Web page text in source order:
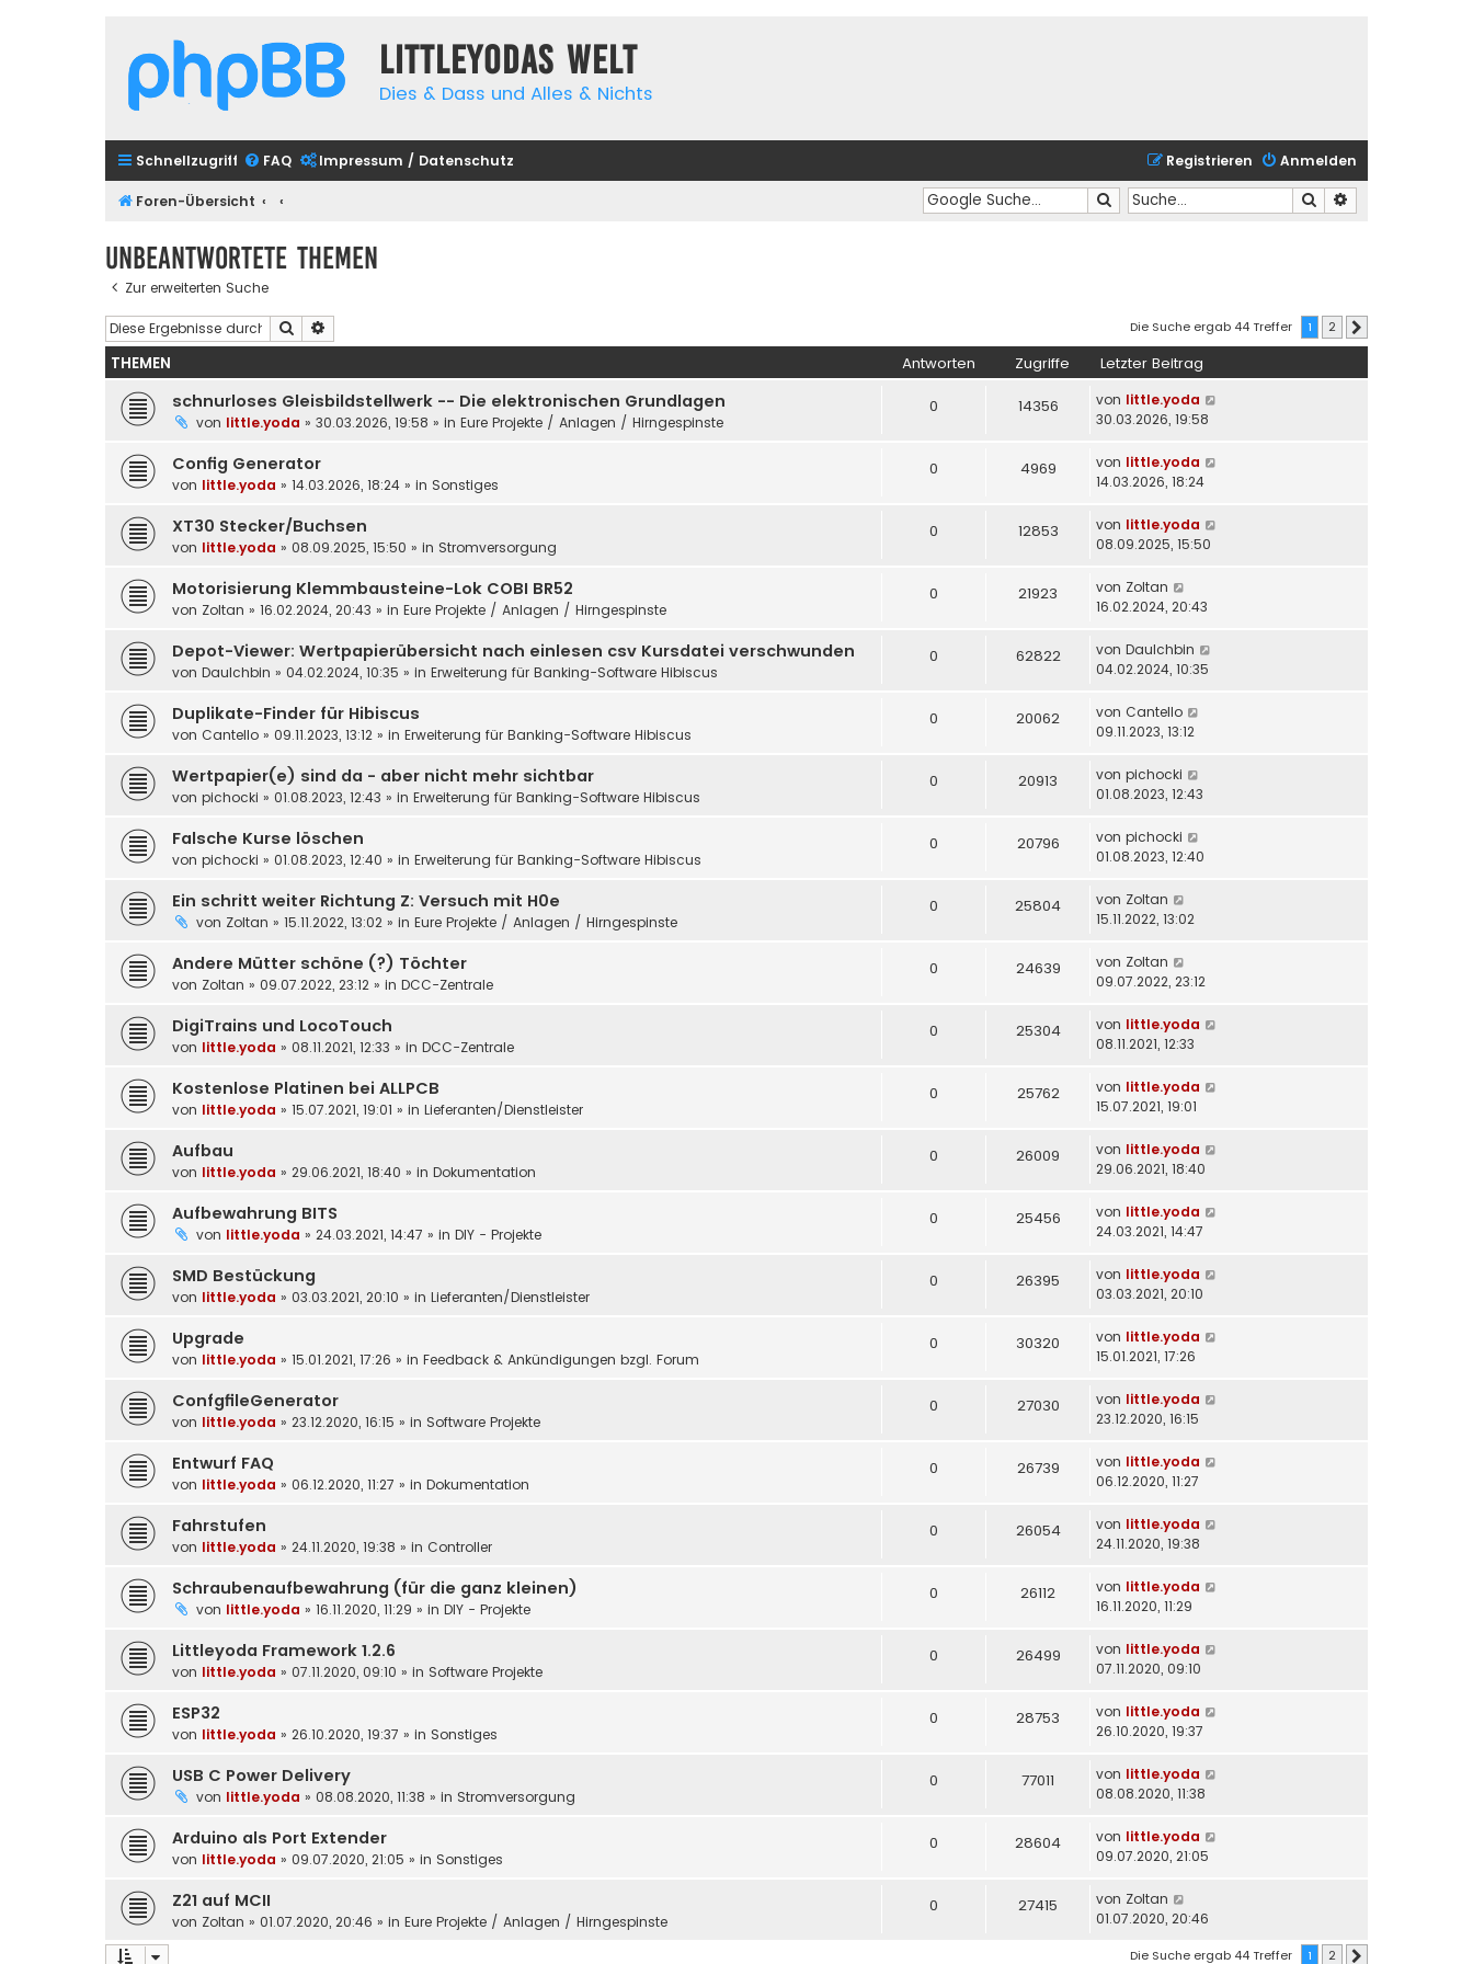
Littleyodas Welt
Dies & Dass und Alles & Nichts
Schnellzugriff FAQ Impressum / Datenschutz Anmelden
Registrieren
Foren-Übersicht Suche
Suche
Unbeantwortete Themen
Zur erweiterten Suche
Suche Die Suche ergab 44 Treffer 1 2
THEMEN Antworten Zugriffe Letzter Beitrag
schnurloses Gleisbildstellwerk -- Die elektronischen Grundlagen
von little.yoda » 30.03.2026, 19:58 » in Eure Projekte / Anlagen / Hirngespinste
0 14356 von little.yoda
30.03.2026, 19:58
Config Generator
von little.yoda » 14.03.2026, 18:24 » in Sonstiges
0 4969 von little.yoda
14.03.2026, 18:24
XT30 Stecker/Buchsen
von little.yoda » 08.09.2025, 15:50 » in Stromversorgung
0 12853 von little.yoda
08.09.2025, 15:50
Motorisierung Klemmbausteine-Lok COBI BR52
von Zoltan » 16.02.2024, 20:43 » in Eure Projekte / Anlagen / Hirngespinste
0 21923 von Zoltan
16.02.2024, 20:43
Depot-Viewer: Wertpapierübersicht nach einlesen csv Kursdatei verschwunden
von DauIchbin » 04.02.2024, 10:35 » in Erweiterung für Banking-Software Hibiscus
0 62822 von DauIchbin
04.02.2024, 10:35
Duplikate-Finder für Hibiscus
von Cantello » 09.11.2023, 13:12 » in Erweiterung für Banking-Software Hibiscus
0 20062 von Cantello
09.11.2023, 13:12
Wertpapier(e) sind da - aber nicht mehr sichtbar
von pichocki » 01.08.2023, 12:43 » in Erweiterung für Banking-Software Hibiscus
0 20913 von pichocki
01.08.2023, 12:43
Falsche Kurse löschen
von pichocki » 01.08.2023, 12:40 » in Erweiterung für Banking-Software Hibiscus
0 20796 von pichocki
01.08.2023, 12:40
Ein schritt weiter Richtung Z: Versuch mit H0e
von Zoltan » 15.11.2022, 13:02 » in Eure Projekte / Anlagen / Hirngespinste
0 25804 von Zoltan
15.11.2022, 13:02
Andere Mütter schöne (?) Töchter
von Zoltan » 09.07.2022, 23:12 » in DCC-Zentrale
0 24639 von Zoltan
09.07.2022, 23:12
DigiTrains und LocoTouch
von little.yoda » 08.11.2021, 12:33 » in DCC-Zentrale
0 25304 von little.yoda
08.11.2021, 12:33
Kostenlose Platinen bei ALLPCB
von little.yoda » 15.07.2021, 19:01 » in Lieferanten/Dienstleister
0 25762 von little.yoda
15.07.2021, 19:01
Aufbau
von little.yoda » 29.06.2021, 18:40 » in Dokumentation
0 26009 von little.yoda
29.06.2021, 18:40
Aufbewahrung BITS
von little.yoda » 24.03.2021, 14:47 » in DIY - Projekte
0 25456 von little.yoda
24.03.2021, 14:47
SMD Bestückung
von little.yoda » 03.03.2021, 20:10 » in Lieferanten/Dienstleister
0 26395 von little.yoda
03.03.2021, 20:10
Upgrade
von little.yoda » 15.01.2021, 17:26 » in Feedback & Ankündigungen bzgl. Forum
0 30320 von little.yoda
15.01.2021, 17:26
ConfgfileGenerator
von little.yoda » 23.12.2020, 16:15 » in Software Projekte
0 27030 von little.yoda
23.12.2020, 16:15
Entwurf FAQ
von little.yoda » 06.12.2020, 11:27 » in Dokumentation
0 26739 von little.yoda
06.12.2020, 11:27
Fahrstufen
von little.yoda » 24.11.2020, 19:38 » in Controller
0 26054 von little.yoda
24.11.2020, 19:38
Schraubenaufbewahrung (für die ganz kleinen)
von little.yoda » 16.11.2020, 11:29 » in DIY - Projekte
0 26112 von little.yoda
16.11.2020, 11:29
Littleyoda Framework 1.2.6
von little.yoda » 07.11.2020, 09:10 » in Software Projekte
0 26499 von little.yoda
07.11.2020, 09:10
ESP32
von little.yoda » 26.10.2020, 19:37 » in Sonstiges
0 28753 von little.yoda
26.10.2020, 19:37
USB C Power Delivery
von little.yoda » 08.08.2020, 11:38 » in Stromversorgung
0 77011 von little.yoda
08.08.2020, 11:38
Arduino als Port Extender
von little.yoda » 09.07.2020, 21:05 » in Sonstiges
0 28604 von little.yoda
09.07.2020, 21:05
Z21 auf MCII
von Zoltan » 01.07.2020, 20:46 » in Eure Projekte / Anlagen / Hirngespinste
0 27415 von Zoltan
01.07.2020, 20:46
Die Suche ergab 44 Treffer 1 2